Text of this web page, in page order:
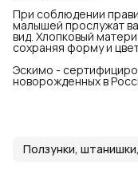
При соблюдении
малышей прослужат
вид. Хлопковый
сохраняя форму и
Эскимо -
новорожденных в
Ползунки,